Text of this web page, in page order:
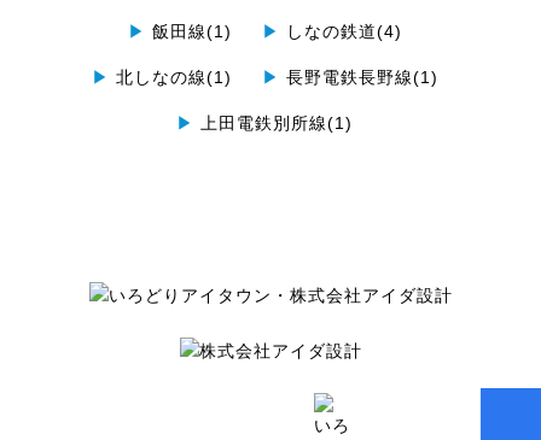
▶ 飯田線(1) ▶ しなの鉄道(4)
▶ 北しなの線(1) ▶ 長野電鉄長野線(1)
▶ 上田電鉄別所線(1)